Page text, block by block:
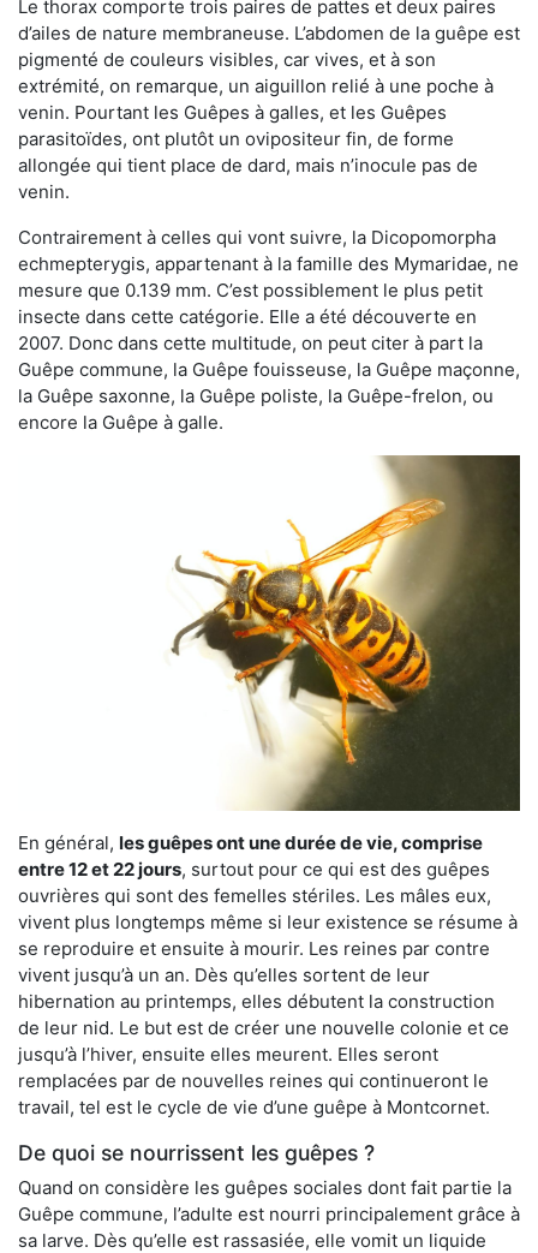
Le thorax comporte trois paires de pattes et deux paires
d’ailes de nature membraneuse. L’abdomen de la guêpe est
pigmenté de couleurs visibles, car vives, et à son
extrémité, on remarque, un aiguillon relié à une poche à
venin. Pourtant les Guêpes à galles, et les Guêpes
parasitoïdes, ont plutôt un ovipositeur fin, de forme
allongée qui tient place de dard, mais n’inocule pas de
venin.
Contrairement à celles qui vont suivre, la Dicopomorpha
echmepterygis, appartenant à la famille des Mymaridae, ne
mesure que 0.139 mm. C’est possiblement le plus petit
insecte dans cette catégorie. Elle a été découverte en
2007. Donc dans cette multitude, on peut citer à part la
Guêpe commune, la Guêpe fouisseuse, la Guêpe maçonne,
la Guêpe saxonne, la Guêpe poliste, la Guêpe-frelon, ou
encore la Guêpe à galle.
En général, les guêpes ont une durée de vie, comprise
entre 12 et 22 jours, surtout pour ce qui est des guêpes
ouvrières qui sont des femelles stériles. Les mâles eux,
vivent plus longtemps même si leur existence se résume à
se reproduire et ensuite à mourir. Les reines par contre
vivent jusqu’à un an. Dès qu’elles sortent de leur
hibernation au printemps, elles débutent la construction
de leur nid. Le but est de créer une nouvelle colonie et ce
jusqu’à l’hiver, ensuite elles meurent. Elles seront
remplacées par de nouvelles reines qui continueront le
travail, tel est le cycle de vie d’une guêpe à Montcornet.
De quoi se nourrissent les guêpes ?
Quand on considère les guêpes sociales dont fait partie la
Guêpe commune, l’adulte est nourri principalement grâce à
sa larve. Dès qu’elle est rassasiée, elle vomit un liquide